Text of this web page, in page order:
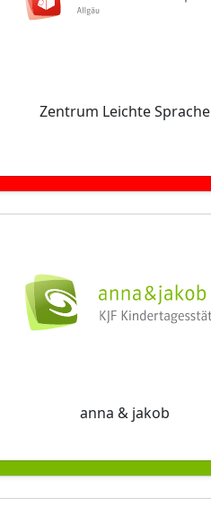
Zentrum Leichte Sprache
anna & jakob